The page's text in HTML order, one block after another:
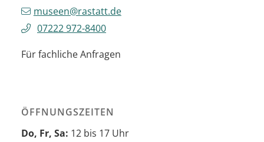
museen@rastatt.de
07222 972-8400
Für fachliche Anfragen
ÖFFNUNGSZEITEN
Do, Fr, Sa: 12 bis 17 Uhr